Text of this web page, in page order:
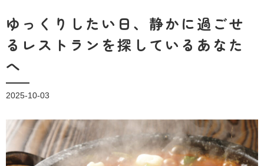
ゆっくりしたい日、静かに過ごせ
るレストランを探しているあなた
へ
2025-10-03